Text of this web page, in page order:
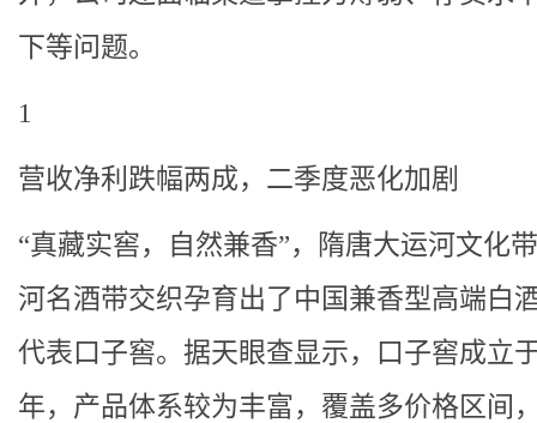
下等问题。
1
营收净利跌幅两成，二季度恶化加剧
“真藏实窖，自然兼香”，隋唐大运河文化
河名酒带交织孕育出了中国兼香型高端白
代表口子窖。据天眼查显示，口子窖成立
年，产品体系较为丰富，覆盖多价格区间